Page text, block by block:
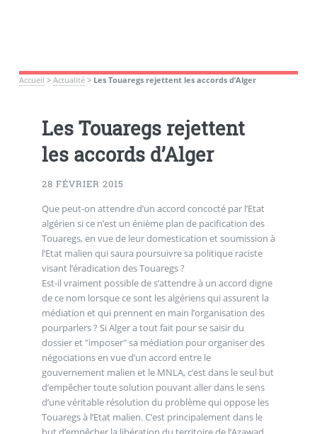
Accueil > Actualité> Les Touaregs rejettent les accords d’Alger
Les Touaregs rejettent
les accords d’Alger
28 FÉVRIER 2015
Que peut-on attendre d’un accord concocté par l’Etat
algérien si ce n’est un énième plan de pacification des
Touaregs, en vue de leur domestication et soumission à
l’Etat malien qui saura poursuivre sa politique raciste
visant l’éradication des Touaregs ?
Est-il vraiment possible de s’attendre à un accord digne
de ce nom lorsque ce sont les algériens qui assurent la
médiation et qui prennent en main l’organisation des
pourparlers ? Si Alger a tout fait pour se saisir du
dossier et "imposer" sa médiation pour organiser des
négociations en vue d’un accord entre le
gouvernement malien et le MNLA, c’est dans le seul but
d’empêcher toute solution pouvant aller dans le sens
d’une véritable résolution du problème qui oppose les
Touaregs à l’Etat malien. C’est principalement dans le